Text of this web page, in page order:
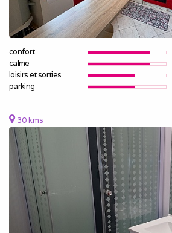
confort
calme
loisirs et sorties
parking
30 kms